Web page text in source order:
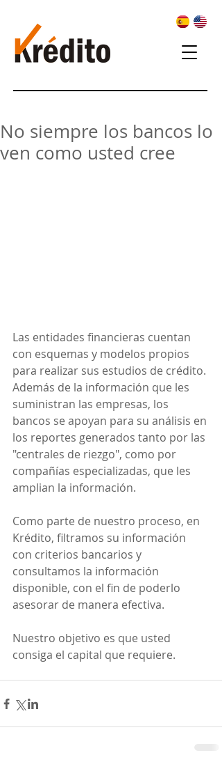
No siempre los bancos lo
ven como usted cree
Las entidades financieras cuentan
con esquemas y modelos propios
para realizar sus estudios de crédito.
Además de la información que les
suministran las empresas, los
bancos se apoyan para su análisis en
los reportes generados tanto por las
"centrales de riezgo", como por
compañías especializadas, que les
amplian la información.
Como parte de nuestro proceso, en
Krédito, filtramos su información
con criterios bancarios y
consultamos la información
disponible, con el fin de poderlo
asesorar de manera efectiva.
Nuestro objetivo es que usted
consiga el capital que requiere.